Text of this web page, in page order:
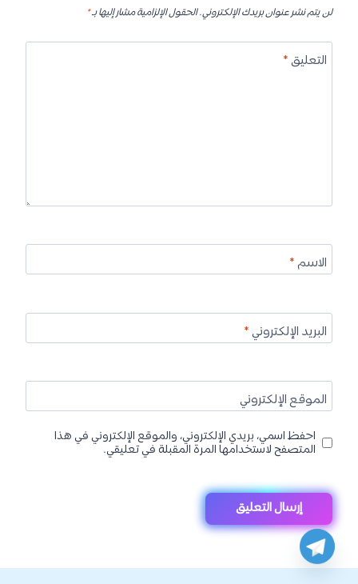
لن يتم نشر عنوان بريدك الإلكتروني.الحقول الإلزامية مشار إليها بـ*
التعليق*
الاسم*
البريد الإلكتروني*
الموقع الإلكتروني
احفظ اسمي، بريدي الإلكتروني، والموقع الإلكتروني في هذا
المتصفح لاستخدامها المرة المقبلة في تعليقي.